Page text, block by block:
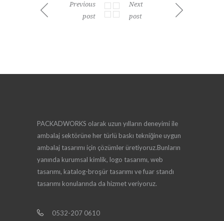
Previous
post
Next
post
PACKADWORKS olarak uzun yılların deneyimi ile
ambalaj sektörüne her türlü baskı tekniğine uygun
ambalaj tasarımı için çözümler üretiyoruz.Bunların
yanında kurumsal kimlik, logo tasarımı, web
tasarımı, katalog-broşür tasarımı ve fuar standı
tasarımı konularında da hizmet veriyoruz.
0532-207 0610